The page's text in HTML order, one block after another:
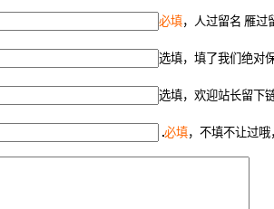
必填，人过留名 雁过
选填，填了我们绝对
选填，欢迎站长留下
必填，不填不让过